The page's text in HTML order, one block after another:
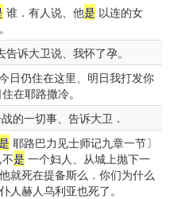
谁．有人说、他是 以连的女
诉大卫说、我怀了孕。
日仍住在这里、明日我打发你
在耶路撒冷。
的一切事、告诉大卫．
耶路巴力见士师记九章一节〕
是 一个妇人、从城上抛下一
就死在提备斯么．你们为什么
人赫人乌利亚也死了。